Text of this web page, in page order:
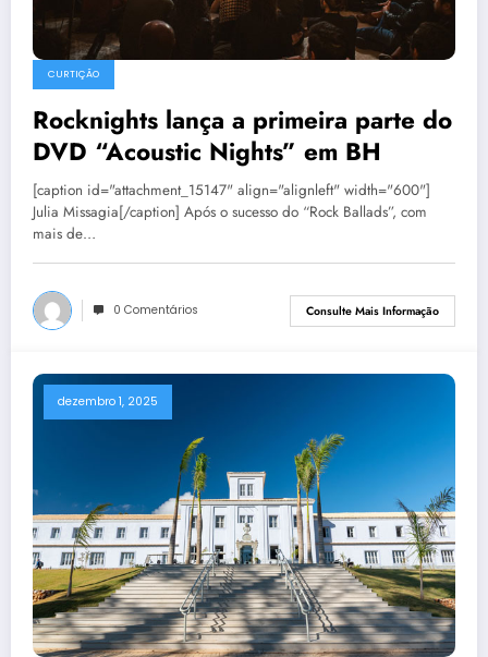
CURTIÇÃO
Rocknights lança a primeira parte do
DVD “Acoustic Nights” em BH
[caption id="attachment_15147" align="alignleft" width="600"]
Julia Missagia[/caption] Após o sucesso do “Rock Ballads”, com
mais de…
0 Comentários Consulte Mais Informação
dezembro 1, 2025